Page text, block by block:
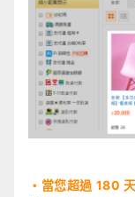
・當您超過 180